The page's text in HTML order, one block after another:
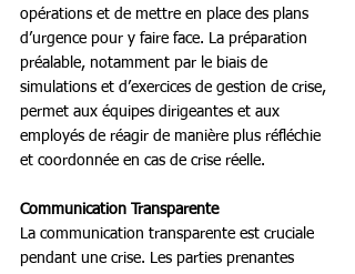
opérations et de mettre en place des plans
d’urgence pour y faire face. La préparation
préalable, notamment par le biais de
simulations et d’exercices de gestion de crise,
permet aux équipes dirigeantes et aux
employés de réagir de manière plus réfléchie
et coordonnée en cas de crise réelle.
Communication Transparente
La communication transparente est cruciale
pendant une crise. Les parties prenantes